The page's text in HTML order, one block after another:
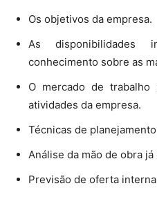
Os objetivos da empresa.
As disponibilidades
conhecimento sobre as
O mercado de
atividades da empresa.
Técnicas de
Análise da mão de obra
Previsão de oferta